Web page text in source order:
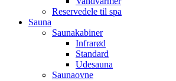
Reservedele til spa
Sauna
Saunakabiner
Infrarød
Standard
Udesauna
Saunaovne